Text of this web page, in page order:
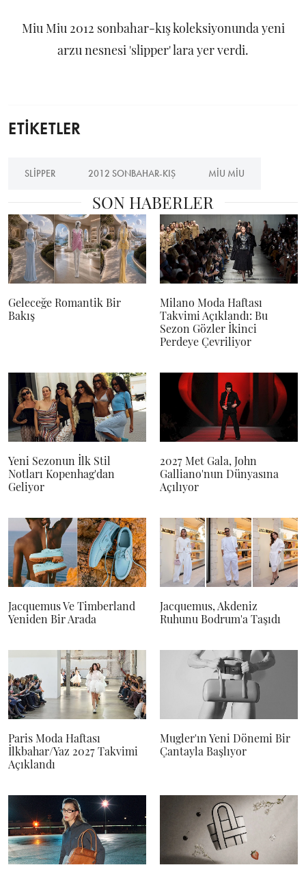
Miu Miu 2012 sonbahar-kış koleksiyonunda yeni
arzu nesnesi 'slipper' lara yer verdi.
ETİKETLER
SLIPPER 2012 SONBAHAR-KIŞ MIU MIU
SON HABERLER
Geleceğe Romantik Bir
Bakış
Milano Moda Haftası
Takvimi Açıklandı: Bu
Sezon Gözler İkinci
Perdeye Çevriliyor
Yeni Sezonun İlk Stil
Notları Kopenhag'dan
Geliyor
2027 Met Gala, John
Galliano'nun Dünyasına
Açılıyor
Jacquemus Ve Timberland
Yeniden Bir Arada
Jacquemus, Akdeniz
Ruhunu Bodrum'a Taşıdı
Paris Moda Haftası
İlkbahar/Yaz 2027 Takvimi
Açıklandı
Mugler'ın Yeni Dönemi Bir
Çantayla Başlıyor